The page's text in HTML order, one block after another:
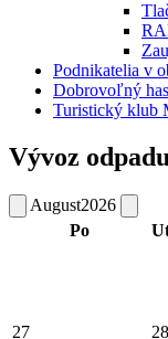
Podnikatelia v
Dobrovoľný
Turistický klub
Vývoz odpadu
August2026
Po
27 28